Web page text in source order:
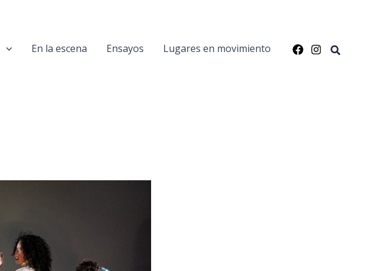
En la escena Ensayos Lugares en movimiento Buscar